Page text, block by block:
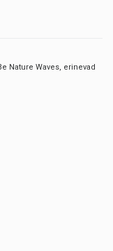
Nature Waves, erinevad